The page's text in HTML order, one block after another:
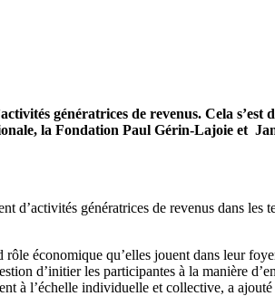
génératrices de revenus. Cela s’est
la Fondation Paul Gérin-Lajoie et
d’activités génératrices de revenus dans les
économique qu’elles jouent dans leur
d’initier les participantes à la manière
à l’échelle individuelle et collective, a